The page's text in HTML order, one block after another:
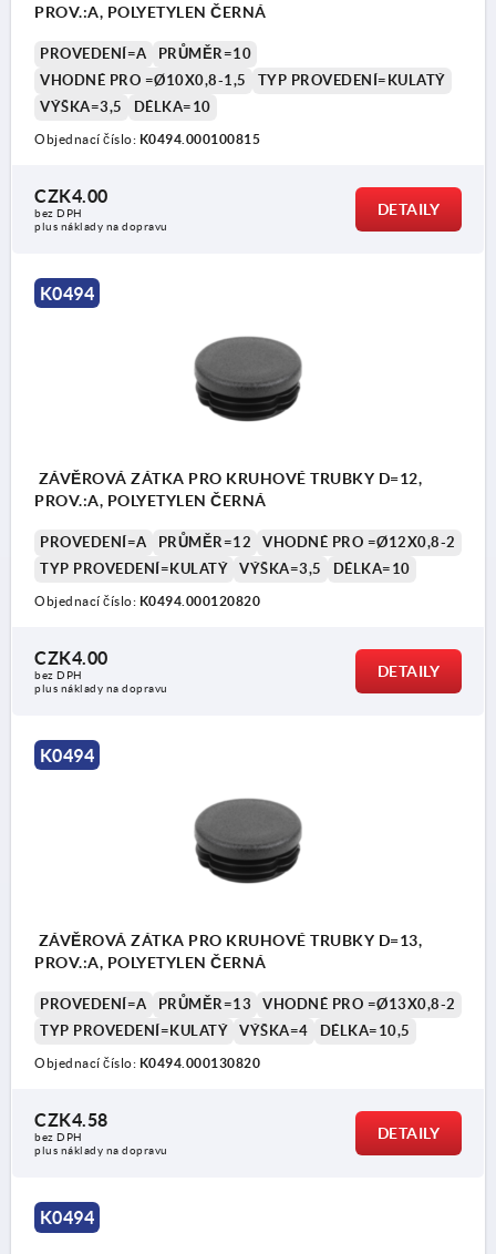
PROV.:A, POLYETYLEN ČERNÁ
PROVEDENÍ=A
PRŮMĚR=10
VHODNÉ PRO =Ø10X0,8-1,5
TYP PROVEDENÍ=KULATÝ
VÝŠKA=3,5
DÉLKA=10
Objednací číslo: K0494.000100815
CZK4.00
bez DPH
plus náklady na dopravu
DETAILY
K0494
ZÁVĚROVÁ ZÁTKA PRO KRUHOVÉ TRUBKY D=12,
PROV.:A, POLYETYLEN ČERNÁ
PROVEDENÍ=A PRŮMĚR=12
VHODNÉ PRO =Ø12X0,8-2
TYP PROVEDENÍ=KULATÝ
VÝŠKA=3,5 DÉLKA=10
Objednací číslo: K0494.000120820
CZK4.00
bez DPH
plus náklady na dopravu
DETAILY
K0494
ZÁVĚROVÁ ZÁTKA PRO KRUHOVÉ TRUBKY D=13,
PROV.:A, POLYETYLEN ČERNÁ
PROVEDENÍ=A PRŮMĚR=13
VHODNÉ PRO =Ø13X0,8-2
TYP PROVEDENÍ=KULATÝ
VÝŠKA=4 DÉLKA=10,5
Objednací číslo: K0494.000130820
CZK4.58
bez DPH
plus náklady na dopravu
DETAILY
K0494